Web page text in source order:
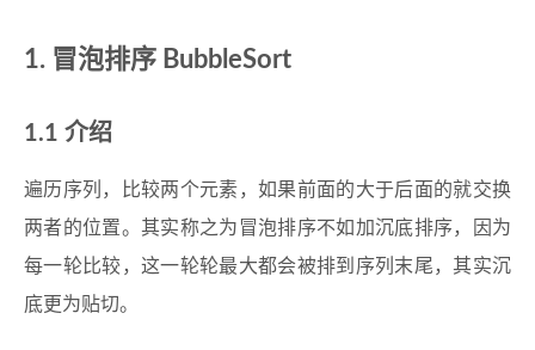
冒泡排序 BubbleSort
介绍
遍历序列，比较两个元素，如果前面的大于后面的就交换
两者的位置。其实称之为冒泡排序不如加沉底排序，因为
每一轮比较，这一轮轮最大都会被排到序列末尾，其实沉
底更为贴切。